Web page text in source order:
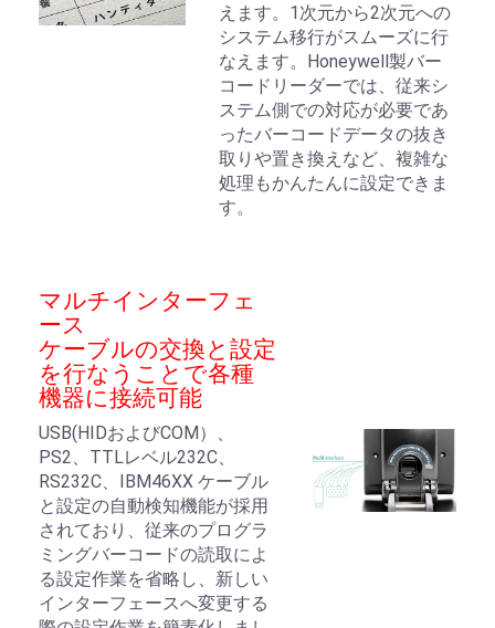
えます。1次元から2次元への
システム移行がスムーズに行
なえます。Honeywell製バー
コードリーダーでは、従来シ
ステム側での対応が必要であ
ったバーコードデータの抜き
取りや置き換えなど、複雑な
処理もかんたんに設定できま
す。
マルチインターフェ
ース
ケーブルの交換と設定
を行なうことで各種
機器に接続可能
USB(HIDおよびCOM）、
PS2、TTLレベル232C、
RS232C、IBM46XX ケーブル
と設定の自動検知機能が採用
されており、従来のプログラ
ミングバーコードの読取によ
る設定作業を省略し、新しい
インターフェースへ変更する